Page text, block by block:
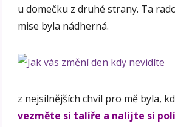
u domečku z druhé strany. Ta
mise byla nádherná.
z nejsilnějších chvil pro mě byla,
vezměte si talíře a nalijte si